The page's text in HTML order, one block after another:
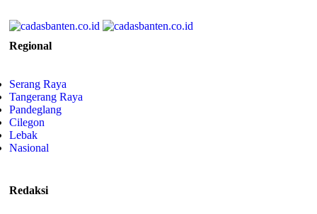
Regional
Serang Raya
Tangerang Raya
Pandeglang
Cilegon
Lebak
Nasional
Redaksi